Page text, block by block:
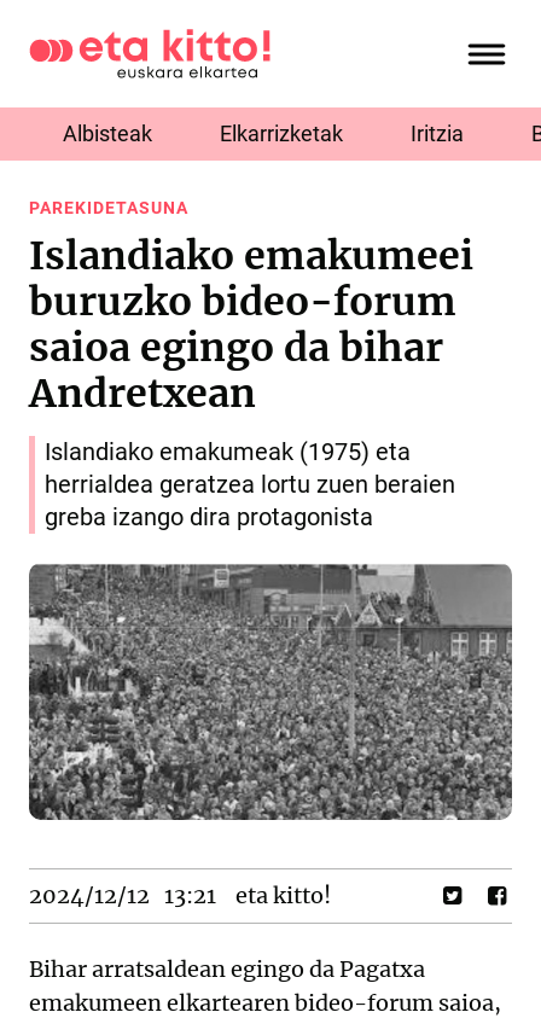
Albisteak Elkarrizketak Iritzia
PAREKIDETASUNA
Islandiako emakumeei
buruzko bideo-forum
saioa egingo da bihar
Andretxean
Islandiako emakumeak (1975) eta
herrialdea geratzea lortu zuen beraien
greba izango dira protagonista
2024/12/12 13:21 eta kitto!
Bihar arratsaldean egingo da Pagatxa
emakumeen elkartearen bideo-forum saioa,